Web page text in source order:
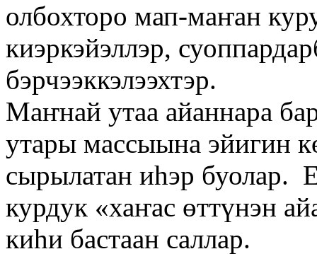
олбохторо мап-маҥан
киэркэйэллэр,
бэрчээккэлээхтэр.
Маҥнай утаа айаннара
утары массыына эйигин
сырылатан иһэр буолар.
курдук «хаҥас өттүнэн
киһи бастаан саллар.